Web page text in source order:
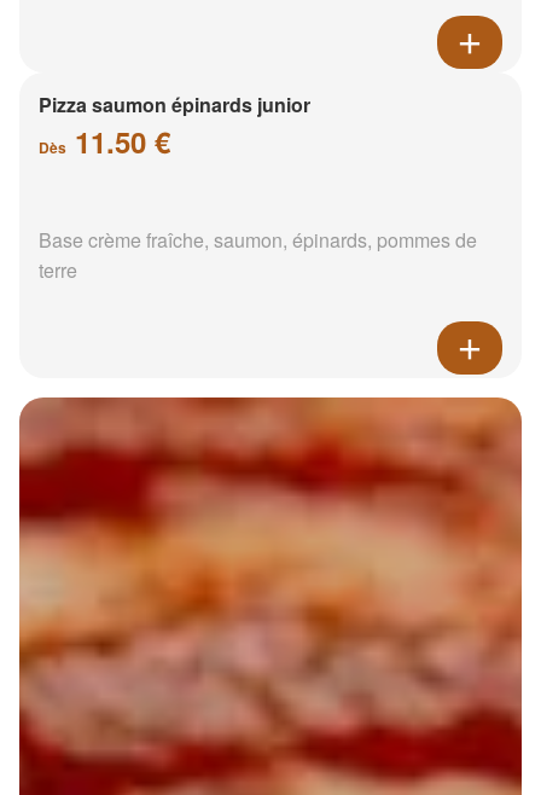
Pizza saumon épinards junior
Dès 11.50 €
Base crème fraîche, saumon, épinards, pommes de
terre